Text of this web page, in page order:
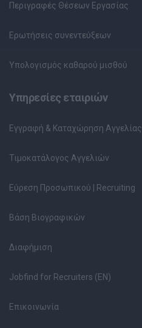
Περιγραφές Θέσεων Εργασίας
Ερωτήσεις συνεντεύξεων
Υπολογισμός καθαρού μισθού
Υπηρεσίες εταιριών
Εγγραφή & Καταχώρηση Αγγελίας
Τιμοκατάλογος Αγγελιών
Εύρεση Προσωπικού | Recruiting
Βάση Βιογραφικών
Διαφήμιση
Jobfind for Recruiters (EN)
Επικοινωνία